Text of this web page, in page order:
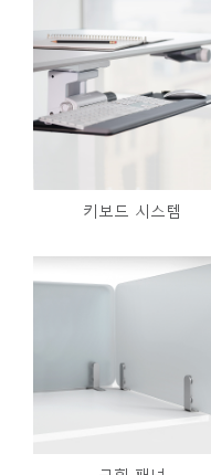
키보드 시스템